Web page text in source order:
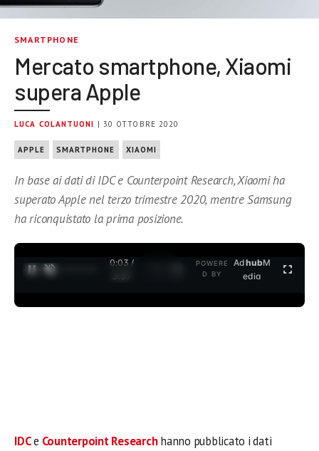
SMARTPHONE
Mercato smartphone, Xiaomi
supera Apple
LUCA COLANTUONI | 30 OTTOBRE 2020
APPLE SMARTPHONE XIAOMI
In base ai dati di IDC e Counterpoint Research, Xiaomi ha
superato Apple nel terzo trimestre 2020, mentre Samsung
ha riconquistato la prima posizione.
0:04 /
3:37
POWERE
D BY
AdhubM
edia
IDCe Counterpoint Researchhanno pubblicato i dati